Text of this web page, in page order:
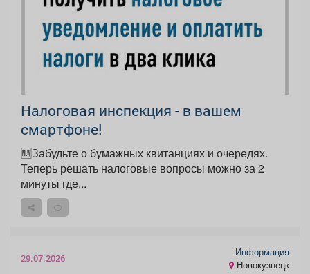
Налоговая инспекция - в вашем
смартфоне!
🆕Забудьте о бумажных квитанциях и очередях.
Теперь решать налоговые вопросы можно за 2
минуты где...
29.07.2026
Информация
Новокузнецк